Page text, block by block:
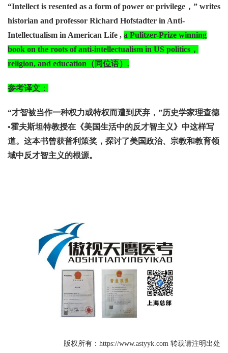
“Intellect is resented as a form of power or privilege ，” writes
historian and professor Richard Hofstadter in Anti-
Intellectualism in American Life , a Pulitzer-Prize winning
book on the roots of anti-intellectualism in US politics ，
religion, and education （同位语） .
参考译文 ：
“才智被当作一种权力或特权而遭到厌弃，”历史学家理查德
•霍夫斯坦特教授在《美国生活中的反才智主义》中这样写
道。这本书曾获普利策奖，探讨了美国政治、宗教和教育领
域中反才智主义的根源。
版权所有：https://www.astyyk.com 转载请注明出处